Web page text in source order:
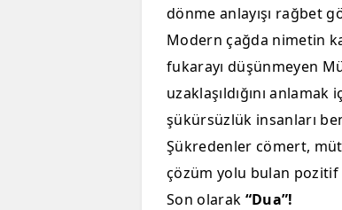
dönme anlayışı rağbet
Modern çağda nimetin
fukarayı düşünmeyen
uzaklaşıldığını
şükürsüzlük insanları
Şükredenler cömert,
çözüm yolu bulan pozitif
Son olarak “Dua”!